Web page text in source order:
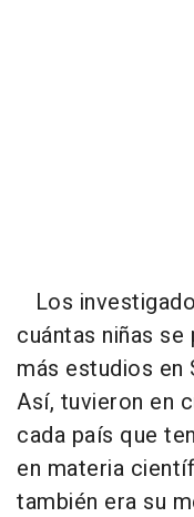
Los
cuántas niñas
más estudios
Así, tuvieron en
cada país que
en materia
también era su